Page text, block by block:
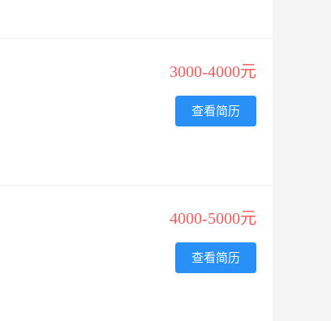
3000-4000元
查看简历
4000-5000元
查看简历